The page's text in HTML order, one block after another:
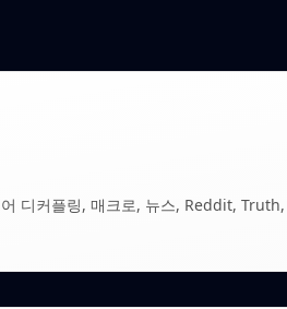
디커플링, 매크로, 뉴스, Reddit,